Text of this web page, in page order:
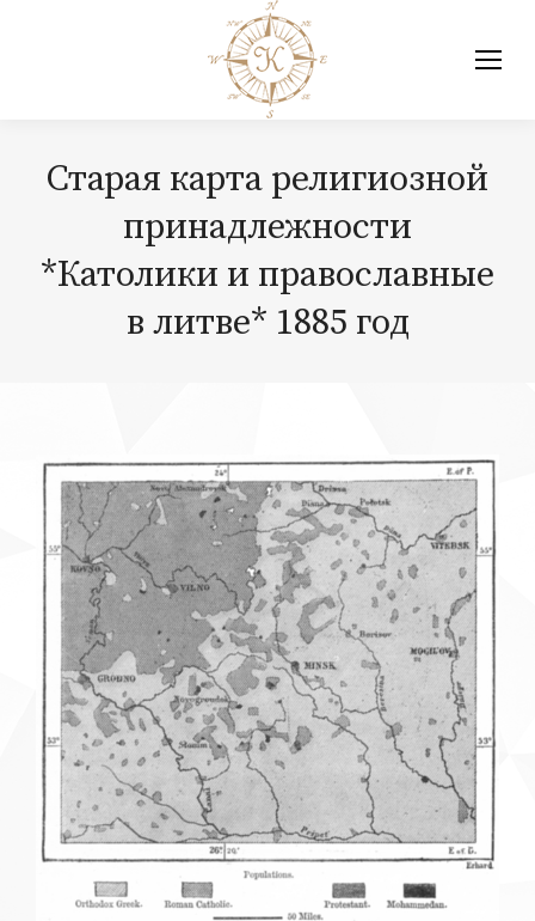
Старая карта религиозной
принадлежности
*Католики и православные
в литве* 1885 год